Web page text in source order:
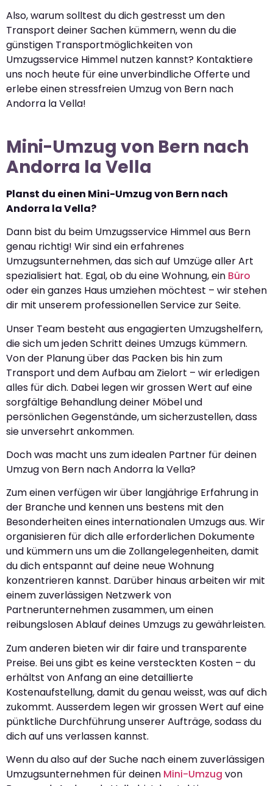
Also, warum solltest du dich gestresst um den
Transport deiner Sachen kümmern, wenn du die
günstigen Transportmöglichkeiten von
Umzugsservice Himmel nutzen kannst? Kontaktiere
uns noch heute für eine unverbindliche Offerte und
erlebe einen stressfreien Umzug von Bern nach
Andorra la Vella!
Mini-Umzug von Bern nach
Andorra la Vella
Planst du einen Mini-Umzug von Bern nach
Andorra la Vella?
Dann bist du beim Umzugsservice Himmel aus Bern
genau richtig! Wir sind ein erfahrenes
Umzugsunternehmen, das sich auf Umzüge aller Art
spezialisiert hat. Egal, ob du eine Wohnung, ein Büro
oder ein ganzes Haus umziehen möchtest – wir stehen
dir mit unserem professionellen Service zur Seite.
Unser Team besteht aus engagierten Umzugshelfern,
die sich um jeden Schritt deines Umzugs kümmern.
Von der Planung über das Packen bis hin zum
Transport und dem Aufbau am Zielort – wir erledigen
alles für dich. Dabei legen wir grossen Wert auf eine
sorgfältige Behandlung deiner Möbel und
persönlichen Gegenstände, um sicherzustellen, dass
sie unversehrt ankommen.
Doch was macht uns zum idealen Partner für deinen
Umzug von Bern nach Andorra la Vella?
Zum einen verfügen wir über langjährige Erfahrung in
der Branche und kennen uns bestens mit den
Besonderheiten eines internationalen Umzugs aus. Wir
organisieren für dich alle erforderlichen Dokumente
und kümmern uns um die Zollangelegenheiten, damit
du dich entspannt auf deine neue Wohnung
konzentrieren kannst. Darüber hinaus arbeiten wir mit
einem zuverlässigen Netzwerk von
Partnerunternehmen zusammen, um einen
reibungslosen Ablauf deines Umzugs zu gewährleisten.
Zum anderen bieten wir dir faire und transparente
Preise. Bei uns gibt es keine versteckten Kosten – du
erhältst von Anfang an eine detaillierte
Kostenaufstellung, damit du genau weisst, was auf dich
zukommt. Ausserdem legen wir grossen Wert auf eine
pünktliche Durchführung unserer Aufträge, sodass du
dich auf uns verlassen kannst.
Wenn du also auf der Suche nach einem zuverlässigen
Umzugsunternehmen für deinen Mini-Umzug von